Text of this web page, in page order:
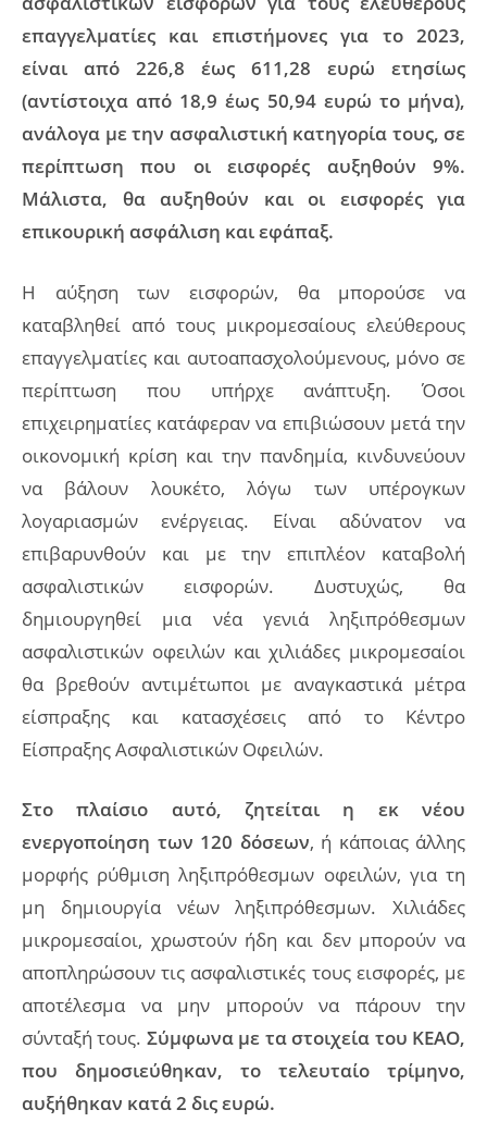
επαγγελματίες και επιστήμονες για το 2023,
είναι από 226,8 έως 611,28 ευρώ ετησίως
(αντίστοιχα από 18,9 έως 50,94 ευρώ το μήνα),
ανάλογα με την ασφαλιστική κατηγορία τους, σε
περίπτωση που οι εισφορές αυξηθούν 9%.
Μάλιστα, θα αυξηθούν και οι εισφορές για
επικουρική ασφάλιση και εφάπαξ.
Η αύξηση των εισφορών, θα μπορούσε να
καταβληθεί από τους μικρομεσαίους ελεύθερους
επαγγελματίες και αυτοαπασχολούμενους, μόνο σε
περίπτωση που υπήρχε ανάπτυξη. Όσοι
επιχειρηματίες κατάφεραν να επιβιώσουν μετά την
οικονομική κρίση και την πανδημία, κινδυνεύουν
να βάλουν λουκέτο, λόγω των υπέρογκων
λογαριασμών ενέργειας. Είναι αδύνατον να
επιβαρυνθούν και με την επιπλέον καταβολή
ασφαλιστικών εισφορών. Δυστυχώς, θα
δημιουργηθεί μια νέα γενιά ληξιπρόθεσμων
ασφαλιστικών οφειλών και χιλιάδες μικρομεσαίοι
θα βρεθούν αντιμέτωποι με αναγκαστικά μέτρα
είσπραξης και κατασχέσεις από το Κέντρο
Είσπραξης Ασφαλιστικών Οφειλών.
Στο πλαίσιο αυτό, ζητείται η εκ νέου
ενεργοποίηση των 120 δόσεων, ή κάποιας άλλης
μορφής ρύθμιση ληξιπρόθεσμων οφειλών, για τη
μη δημιουργία νέων ληξιπρόθεσμων. Χιλιάδες
μικρομεσαίοι, χρωστούν ήδη και δεν μπορούν να
αποπληρώσουν τις ασφαλιστικές τους εισφορές, με
αποτέλεσμα να μην μπορούν να πάρουν την
σύνταξή τους. Σύμφωνα με τα στοιχεία του ΚΕΑΟ,
που δημοσιεύθηκαν, το τελευταίο τρίμηνο,
αυξήθηκαν κατά 2 δις ευρώ.